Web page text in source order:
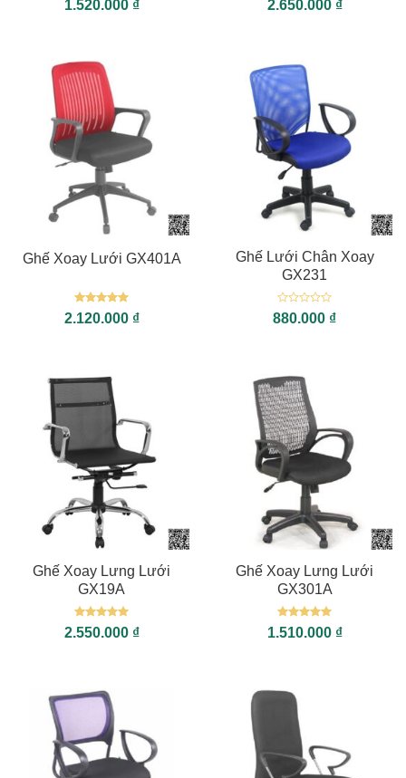
hạng55
1.520.000 ₫
hạng55
2.650.000 ₫
Ghế Xoay Lưới GX401A
Được xếp
hạng55
2.120.000 ₫
Ghế Lưới Chân Xoay
GX231
Được
xếp
880.000 ₫
Ghế Xoay Lưng Lưới
GX19A
Được xếp
hạng55
2.550.000 ₫
Ghế Xoay Lưng Lưới
GX301A
Được xếp
hạng55
1.510.000 ₫